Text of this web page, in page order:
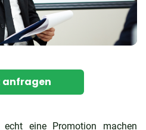
anfragen
eine Promotion machen